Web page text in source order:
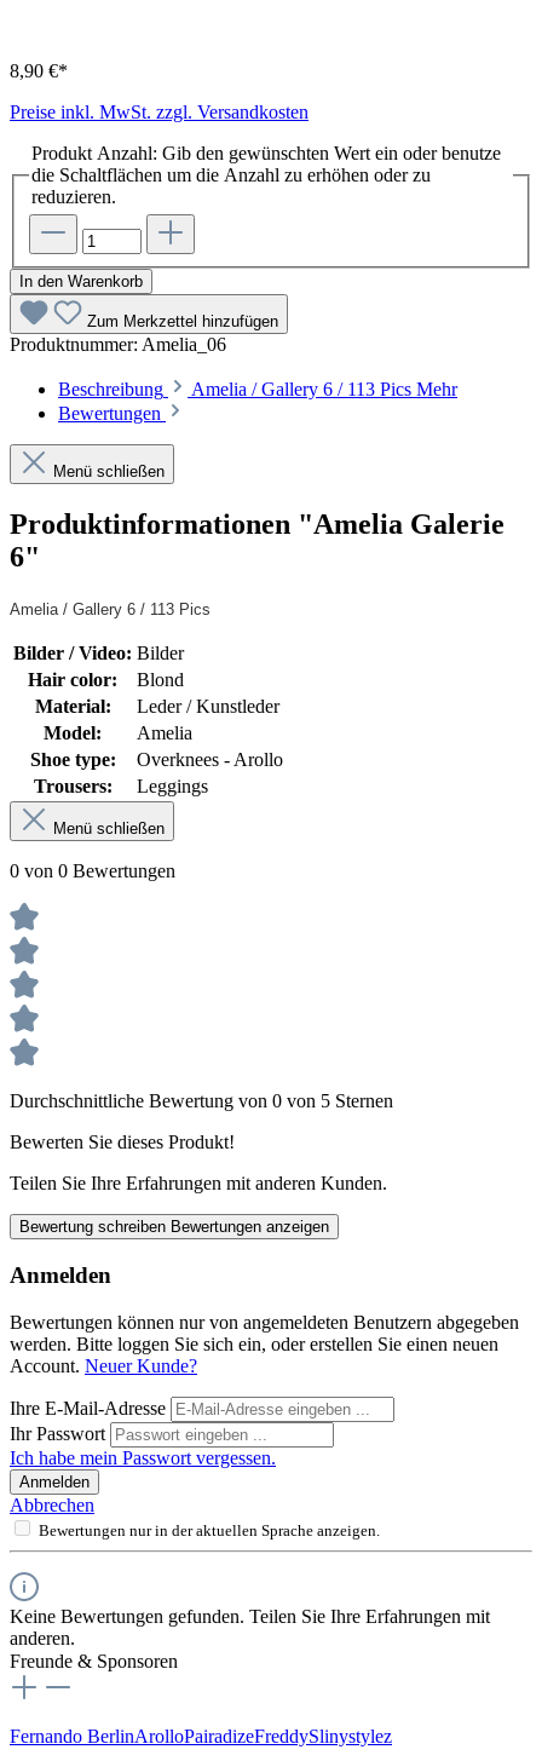
8,90 €*
Preise inkl. MwSt. zzgl. Versandkosten
Produkt Anzahl: Gib den gewünschten Wert ein oder benutze
die Schaltflächen um die Anzahl zu erhöhen oder zu
reduzieren.
In den Warenkorb
Zum Merkzettel hinzufügen
Produktnummer: Amelia_06
Beschreibung Amelia / Gallery 6 / 113 Pics Mehr
Bewertungen
Menü schließen
Produktinformationen "Amelia Galerie
6"
Amelia / Gallery 6 / 113 Pics
Bilder / Video: Bilder
Hair color:
Blond
Material:
Leder / Kunstleder
Model:
Amelia
Shoe type:
Overknees - Arollo
Trousers:
Leggings
Menü schließen
0 von 0 Bewertungen
Durchschnittliche Bewertung von 0 von 5 Sternen
Bewerten Sie dieses Produkt!
Teilen Sie Ihre Erfahrungen mit anderen Kunden.
Bewertung schreiben Bewertungen anzeigen
Anmelden
Bewertungen können nur von angemeldeten Benutzern abgegeben
werden. Bitte loggen Sie sich ein, oder erstellen Sie einen neuen
Account. Neuer Kunde?
Ihre E-Mail-Adresse
Ihr Passwort
Ich habe mein Passwort vergessen.
Anmelden
Abbrechen
Bewertungen nur in der aktuellen Sprache anzeigen.
Keine Bewertungen gefunden. Teilen Sie Ihre Erfahrungen mit
anderen.
Freunde & Sponsoren
Fernando BerlinArolloPairadizeFreddySlinystylez